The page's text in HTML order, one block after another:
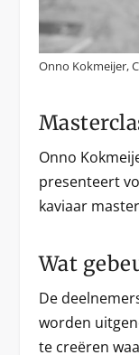
Onno Kokmeijer,
Onno
presenteert
kaviaar
Wat
De
worden
te creëren